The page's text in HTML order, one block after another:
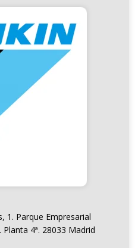
1. Parque Empresarial
4ª. 28033 Madrid